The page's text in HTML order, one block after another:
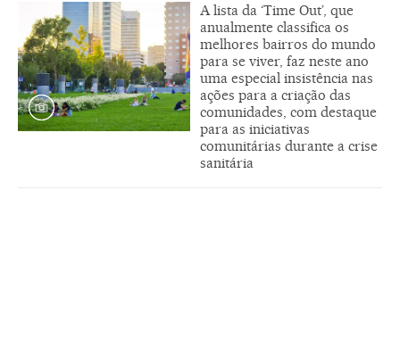
A lista da ‘Time Out’, que
anualmente classifica os
melhores bairros do mundo
para se viver, faz neste ano
uma especial insistência nas
ações para a criação das
comunidades, com destaque
para as iniciativas
comunitárias durante a crise
sanitária